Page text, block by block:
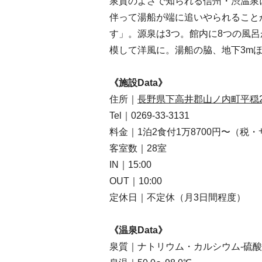
伴って湯船が端に追いやられるこ
す」。源泉は3つ。館内に8つの風
模して洋風に。湯船の脇、地下3m
《施設Data》
住所｜ 長野県下高井郡山ノ内町平
Tel｜0269-33-3131
料金｜1泊2食付1万8700円〜（税
客室数｜28室
IN｜15:00
OUT｜10:00
定休日｜不定休（月3日間程度）
《温泉Data》
泉質｜ナトリウム・カルシウム-